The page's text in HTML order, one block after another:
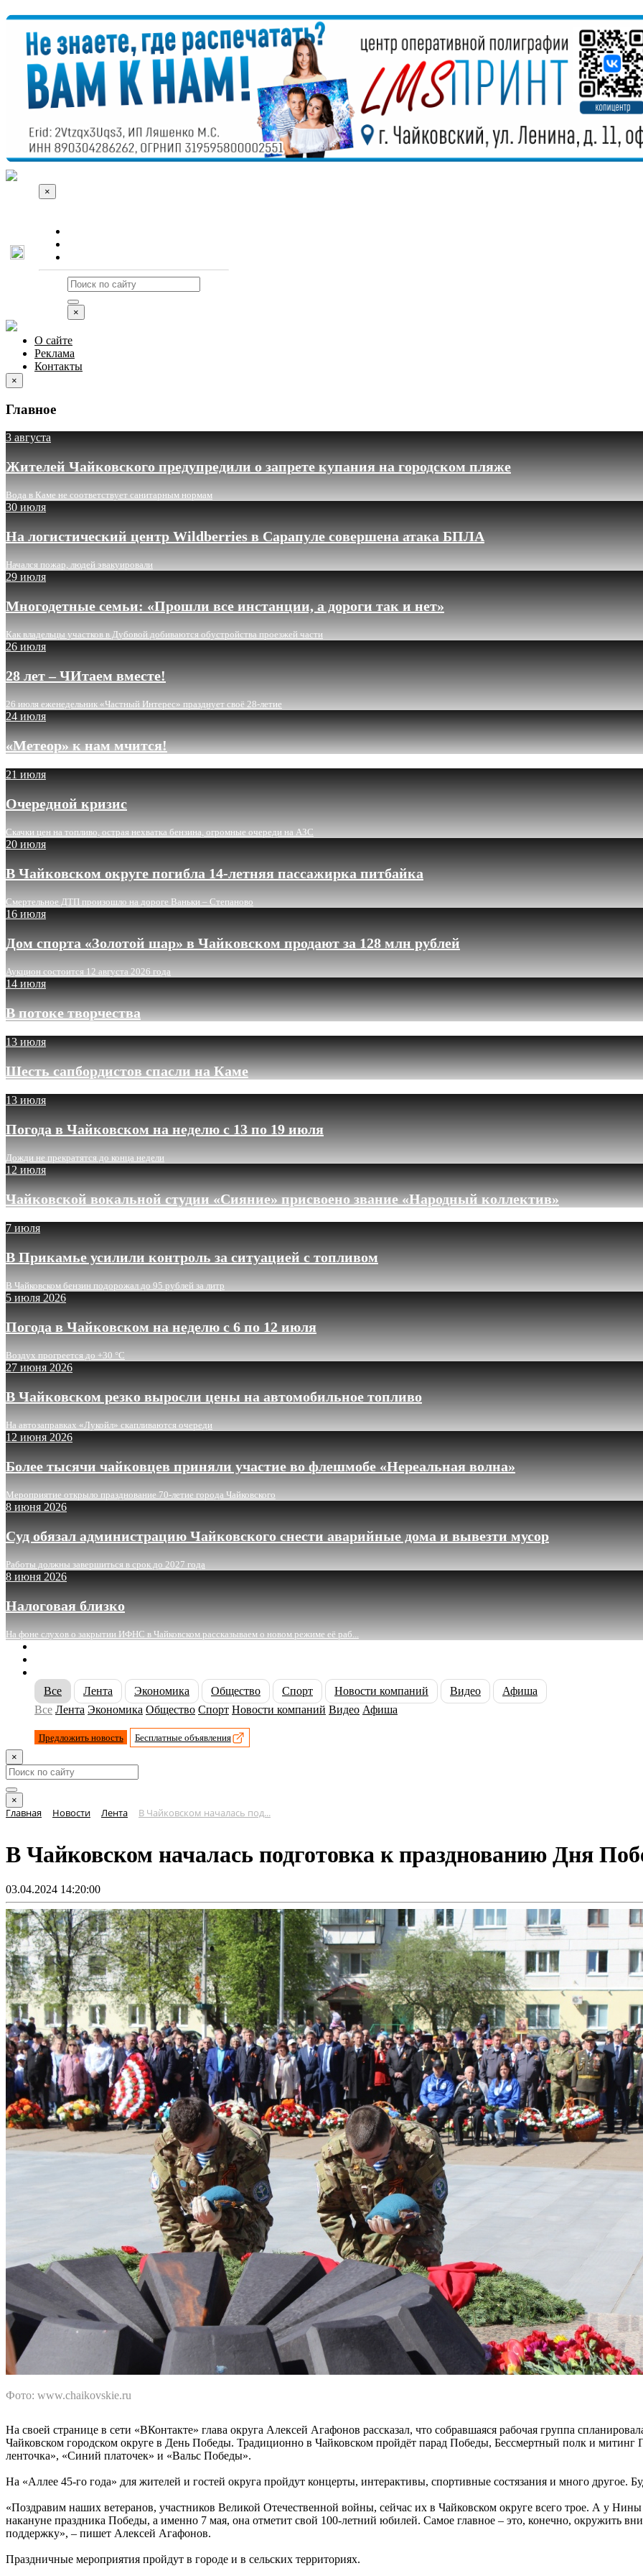
×
×
О сайте
Реклама
Контакты
×
Главное
3 августа
Жителей Чайковского предупредили о запрете купания на городском пляже
Вода в Каме не соответствует санитарным нормам
30 июля
На логистический центр Wildberries в Сарапуле совершена атака БПЛА
Начался пожар, людей эвакуировали
29 июля
Многодетные семьи: «Прошли все инстанции, а дороги так и нет»
Как владельцы участков в Дубовой добиваются обустройства проезжей части
26 июля
28 лет – ЧИтаем вместе!
26 июля еженедельник «Частный Интерес» празднует своё 28-летие
24 июля
«Метеор» к нам мчится!
21 июля
Очередной кризис
Скачки цен на топливо, острая нехватка бензина, огромные очереди на АЗС
20 июля
В Чайковском округе погибла 14-летняя пассажирка питбайка
Смертельное ДТП произошло на дороге Ваньки – Степаново
16 июля
Дом спорта «Золотой шар» в Чайковском продают за 128 млн рублей
Аукцион состоится 12 августа 2026 года
14 июля
В потоке творчества
13 июля
Шесть сапбордистов спасли на Каме
13 июля
Погода в Чайковском на неделю с 13 по 19 июля
Дожди не прекратятся до конца недели
12 июля
Чайковской вокальной студии «Сияние» присвоено звание «Народный коллектив»
7 июля
В Прикамье усилили контроль за ситуацией с топливом
В Чайковском бензин подорожал до 95 рублей за литр
5 июля 2026
Погода в Чайковском на неделю с 6 по 12 июля
Воздух прогреется до +30 °C
27 июня 2026
В Чайковском резко выросли цены на автомобильное топливо
На автозаправках «Лукойл» скапливаются очереди
12 июня 2026
Более тысячи чайковцев приняли участие во флешмобе «Нереальная волна»
Мероприятие открыло празднование 70-летие города Чайковского
8 июня 2026
Суд обязал администрацию Чайковского снести аварийные дома и вывезти мусор
Работы должны завершиться в срок до 2027 года
8 июня 2026
Налоговая близко
На фоне слухов о закрытии ИФНС в Чайковском рассказываем о новом режиме её раб...
Все
Лента Экономика Общество Спорт Новости компаний Видео
Афиша
Все Лента Экономика Общество Спорт Новости компаний Видео Афиша
Предложить новость
Бесплатные объявления
×
×
Главная Новости Лента В Чайковском началась под...
В Чайковском началась подготовка к празднованию Дня
03.04.2024 14:20:00
Фото: www.chaikovskie.ru
На своей странице в сети «ВКонтакте» глава округа Алексей Агафонов рассказал, что собравшаяся рабочая группа
Чайковском городском округе в День Победы. Традиционно в Чайковском пройдёт парад Победы, Бессмертный полк и митинг
ленточка», «Синий платочек» и «Вальс Победы».
На «Аллее 45-го года» для жителей и гостей округа пройдут концерты, интерактивы, спортивные состязания и много другое.
«Поздравим наших ветеранов, участников Великой Отечественной войны, сейчас их в Чайковском округе всего трое. А у
накануне праздника Победы, а именно 7 мая, она отметит свой 100-летний юбилей. Самое главное – это, конечно, окружить
поддержку», – пишет Алексей Агафонов.
Праздничные мероприятия пройдут в городе и в сельских территориях.